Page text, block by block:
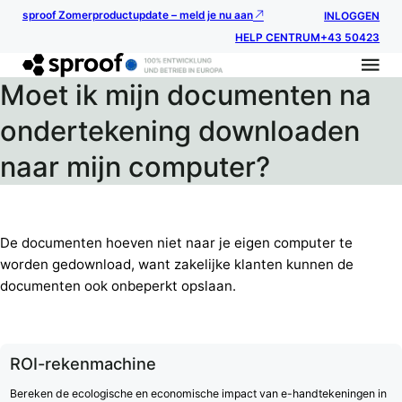
sproof Zomerproductupdate – meld je nu aan
INLOGGEN
HELP CENTRUM+43 50423
Moet ik mijn documenten na
ondertekening downloaden
naar mijn computer?
De documenten hoeven niet naar je eigen computer te
worden gedownload, want zakelijke klanten kunnen de
documenten ook onbeperkt opslaan.
ROI-rekenmachine
Bereken de ecologische en economische impact van e-handtekeningen in